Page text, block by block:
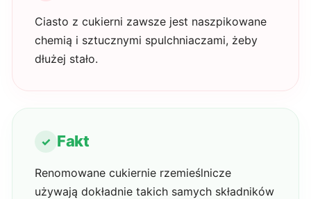
Ciasto z cukierni zawsze jest naszpikowane
chemią i sztucznymi spulchniaczami, żeby
dłużej stało.
Fakt
Renomowane cukiernie rzemieślnicze
używają dokładnie takich samych składników